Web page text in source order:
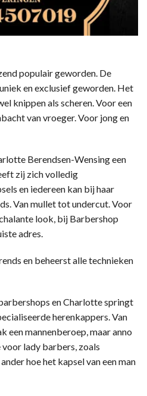
populair geworden. De
en exclusief geworden. Het
knippen als scheren. Voor een
van vroeger. Voor jong en
Berendsen-Wensing een
zij zich volledig
en iedereen kan bij haar
Van mullet tot undercut. Voor
look, bij Barbershop
adres.
en beheerst alle technieken
en Charlotte springt
herenkappers. Van
een mannenberoep, maar anno
lady barbers, zoals
hoe het kapsel van een man